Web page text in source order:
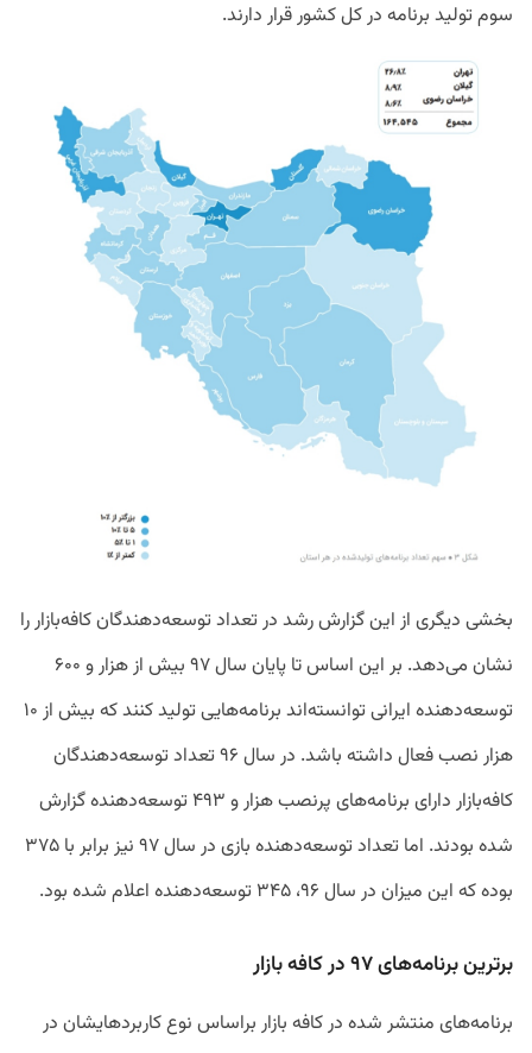
سوم تولید برنامه در کل کشور قرار دارند.
بخشی دیگری از این گزارش رشد در تعداد توسعه‌دهندگان کافه‌بازار را
نشان می‌دهد. بر این اساس تا پایان سال ۹۷ بیش از هزار و ۶۰۰
توسعه‌دهنده ایرانی توانسته‌اند برنامه‌هایی تولید کنند که بیش از ۱۰
هزار نصب فعال داشته باشد. در سال ۹۶ تعداد توسعه‌دهندگان
کافه‌بازار دارای برنامه‌های پرنصب هزار و ۴۹۳ توسعه‌دهنده گزارش
شده‌ بودند. اما تعداد توسعه‌دهنده بازی در سال ۹۷ نیز برابر با ۳۷۵
بوده که این میزان در سال ۹۶، ۳۴۵ توسعه‌دهنده اعلام شده بود.
برترین برنامه‌های ۹۷ در کافه بازار
برنامه‌های منتشر شده در کافه بازار براساس نوع کاربردهایشان در